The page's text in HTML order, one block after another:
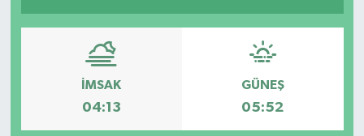
İMSAK
04:13
GÜNEŞ
05:52
Magazin
Özel Haber
Resmi İlan